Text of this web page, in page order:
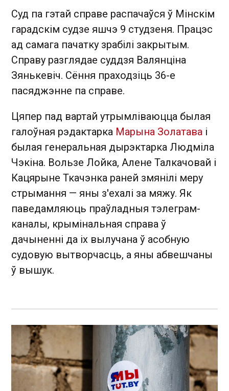
Суд па гэтай справе распачаўся ў Мінскім
гарадскім судзе яшчэ 9 студзеня. Працэс
ад самага пачатку зрабілі закрытым.
Справу разглядае суддзя Валянціна
Зянькевіч. Сёння праходзіць 36-е
пасяджэнне па справе.
Цяпер пад вартай утрымліваюцца былая
галоўная рэдактарка Марына Золатава і
былая генеральная дырэктарка Людміла
Чэкіна. Вользе Лойка, Алене Талкачовай і
Кацярыне Ткачэнка раней змянілі меру
стрымання — яны з'ехалі за мяжу. Як
паведамляюць праўладныя тэлеграм-
каналы, крымінальная справа ў
дачыненні да іх вылучана ў асобную
судовую вытворчасць, а яны абвешчаны
ў вышук.